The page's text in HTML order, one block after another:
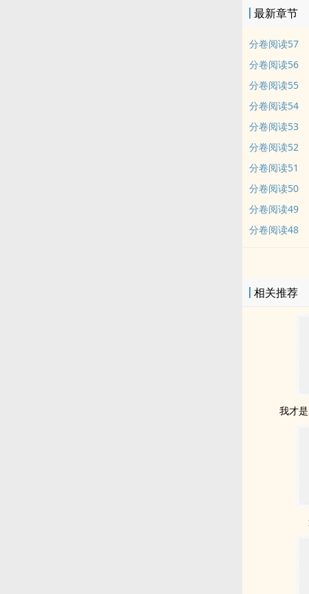
最新章节
分卷阅读57
分卷阅读56
分卷阅读55
分卷阅读54
分卷阅读53
分卷阅读52
分卷阅读51
分卷阅读50
分卷阅读49
分卷阅读48
相关推荐
我才